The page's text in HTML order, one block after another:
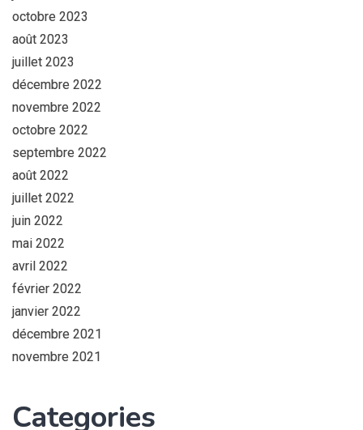
octobre 2023
août 2023
juillet 2023
décembre 2022
novembre 2022
octobre 2022
septembre 2022
août 2022
juillet 2022
juin 2022
mai 2022
avril 2022
février 2022
janvier 2022
décembre 2021
novembre 2021
Categories